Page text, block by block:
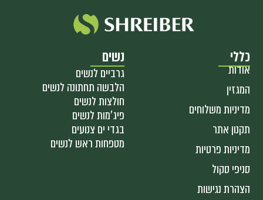
כללי
אודות
המגזין
מדיניות משלוחים
תקנון אתר
מדיניות פרטיות
סניפי סקול
הצהרת נגישות
נשים
גרביים לנשים
הלבשה תחתונה לנשים
חולצות לנשים
פיג'מות לנשים
בגדי ים צנועים
מטפחות ראש לנשים